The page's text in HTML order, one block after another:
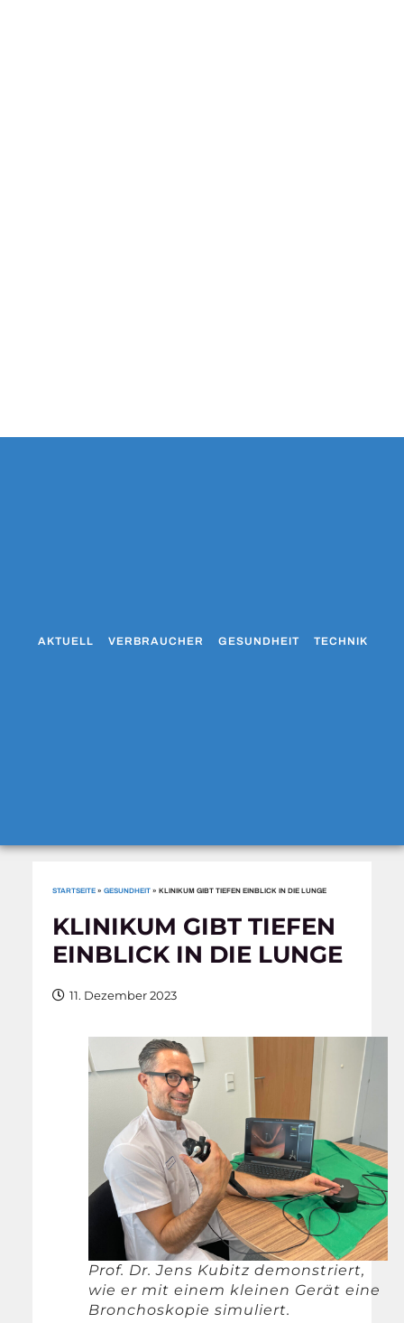
AKTUELL VERBRAUCHER GESUNDHEIT TECHNIK
STARTSEITE »GESUNDHEIT »KLINIKUM GIBT TIEFEN EINBLICK IN DIE LUNGE
KLINIKUM GIBT TIEFEN
EINBLICK IN DIE LUNGE
11. Dezember 2023
Prof. Dr. Jens Kubitz demonstriert,
wie er mit einem kleinen Gerät eine
Bronchoskopie simuliert.